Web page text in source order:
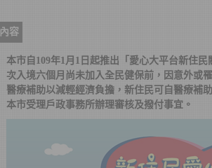
內容
本市自109年1月1日起推出「愛心大平台新住
次入境六個月尚未加入全民健保前，因意外或
醫療補助以減輕經濟負擔，新住民可自醫療補
本市受理戶政事務所辦理審核及撥付事宜。